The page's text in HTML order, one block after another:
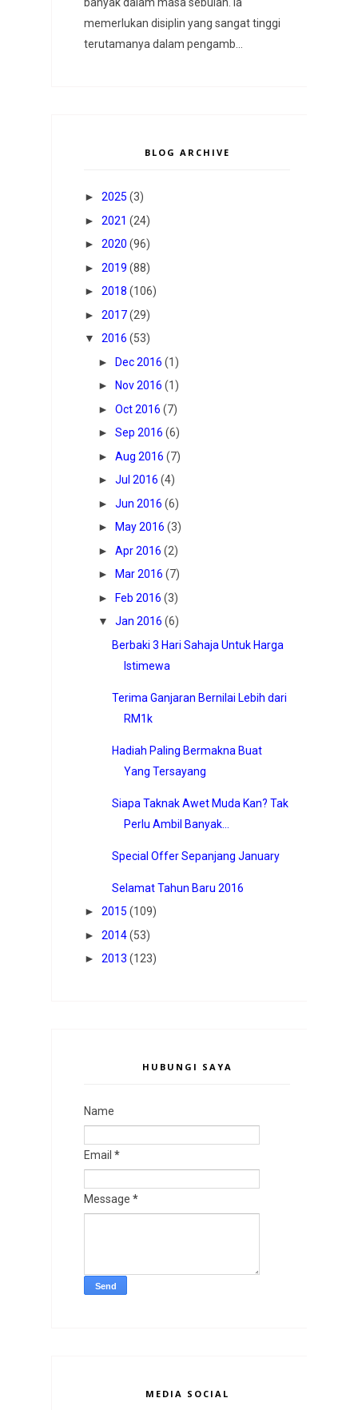
banyak dalam masa sebulan. Ia
memerlukan disiplin yang sangat tinggi
terutamanya dalam pengamb...
BLOG ARCHIVE
► 2025 (3)
► 2021 (24)
► 2020 (96)
► 2019 (88)
► 2018 (106)
► 2017(29)
▼
2016 (53)
►
Dec 2016 (1)
►
Nov 2016 (1)
► Oct 2016 (7)
► Sep 2016 (6)
► Aug 2016 (7)
► Jul 2016 (4)
► Jun 2016 (6)
►
May 2016 (3)
► Apr 2016 (2)
►
Mar 2016 (7)
►
Feb 2016 (3)
▼
Jan 2016 (6)
Berbaki 3 Hari Sahaja Untuk Harga
Istimewa
Terima Ganjaran Bernilai Lebih dari
RM1k
Hadiah Paling Bermakna Buat
Yang Tersayang
Siapa Taknak Awet Muda Kan? Tak
Perlu Ambil Banyak...
Special Offer Sepanjang January
Selamat Tahun Baru 2016
► 2015 (109)
► 2014(53)
► 2013 (123)
HUBUNGI SAYA
Name
Email *
Message *
MEDIA SOCIAL